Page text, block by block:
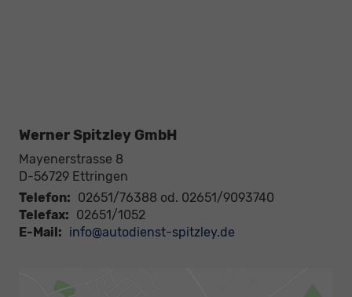
Werner Spitzley GmbH
Mayenerstrasse 8
D-56729 Ettringen
Telefon: 02651/76388 od. 02651/9093740
Telefax: 02651/1052
E-Mail: info@autodienst-spitzley.de